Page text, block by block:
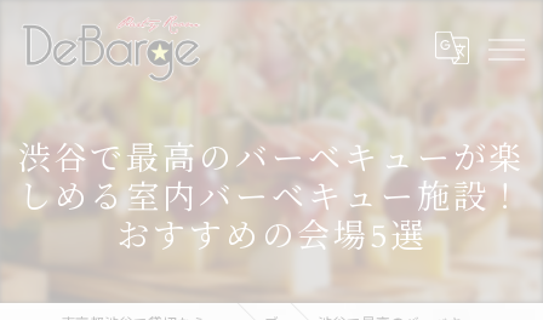
渋谷で最高のバーベキューが楽
しめる室内バーベキュー施設！
おすすめの会場5選